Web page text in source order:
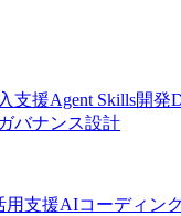
支援Agent Skills開発
バナンス設計
用支援AIコーディン